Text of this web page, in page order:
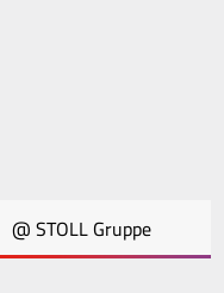
@ STOLL Gruppe